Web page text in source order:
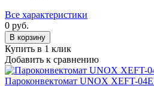
Все характеристики
0 руб.
В корзину
Купить в 1 клик
Добавить к сравнению
Пароконвектомат UNOX XEFT-